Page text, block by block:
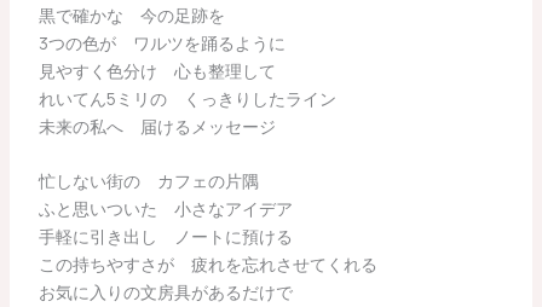
黒で確かな 今の足跡を
3つの色が ワルツを踊るように
見やすく色分け 心も整理して
れいてん5ミリの くっきりしたライン
未来の私へ 届けるメッセージ
忙しない街の カフェの片隅
ふと思いついた 小さなアイデア
手軽に引き出し ノートに預ける
この持ちやすさが 疲れを忘れさせてくれる
お気に入りの文房具があるだけで